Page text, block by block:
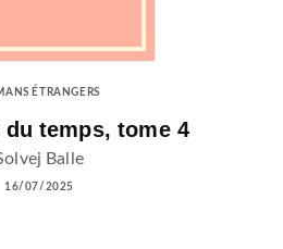
ÉTRANGERS
du temps, tome 4
Balle
16/07/2025